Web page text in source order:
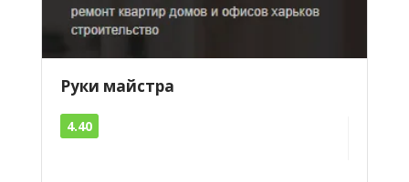
Руки майстра
4.40